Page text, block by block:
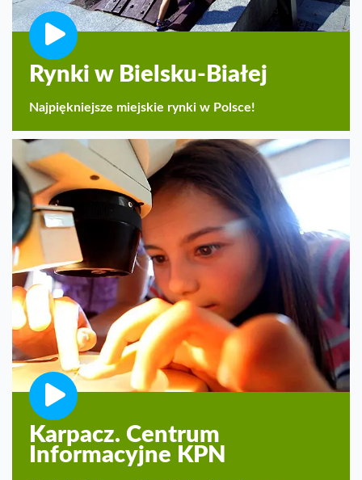
Rynki w Bielsku-Białej
Najpiękniejsze miejskie rynki w Polsce!
Karpacz. Centrum
Informacyjne KPN